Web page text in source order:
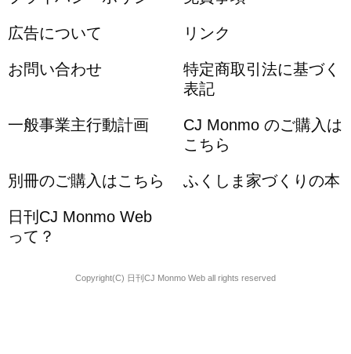
広告について リンク
お問い合わせ
特定商取引法に基づく
表記
一般事業主行動計画
CJ Monmo のご購入は
こちら
別冊のご購入はこちら ふくしま家づくりの本
日刊CJ Monmo Web
って？
Copyright(C) 日刊CJ Monmo Web all rights reserved